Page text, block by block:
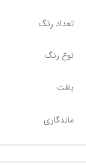
تعداد رنگ
نوع رنگ
بافت
ماندگاری